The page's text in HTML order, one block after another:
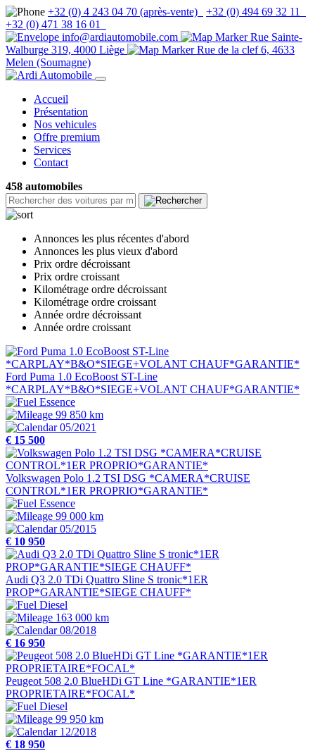
+32 (0) 4 243 04 70 (après-vente)
+32 (0) 494 69 32 11
+32 (0) 471 38 16 01
info@ardiautomobile.com
Rue Sainte-
Walburge 319, 4000 Liège
Rue de la clef 6, 4633
Melen (Soumagne)
Accueil
Présentation
Nos vehicules
Offre premium
Services
Contact
458 automobiles
Annonces les plus récentes d'abord
Annonces les plus vieux d'abord
Prix ordre décroissant
Prix ordre croissant
Kilométrage ordre décroissant
Kilométrage ordre croissant
Année ordre décroissant
Année ordre croissant
Ford Puma 1.0 EcoBoost ST-Line
*CARPLAY*B&O*SIEGE+VOLANT CHAUF*GARANTIE*
Essence
99 850 km
05/2021
€ 15 500
Volkswagen Polo 1.2 TSI DSG *CAMERA*CRUISE
CONTROL*1ER PROPRIO*GARANTIE*
Essence
99 000 km
05/2015
€ 10 950
Audi Q3 2.0 TDi Quattro Sline S tronic*1ER
PROP*GARANTIE*SIEGE CHAUFF*
Diesel
163 000 km
08/2018
€ 16 950
Peugeot 508 2.0 BlueHDi GT Line *GARANTIE*1ER
PROPRIETAIRE*FOCAL*
Diesel
99 950 km
12/2018
€ 18 950